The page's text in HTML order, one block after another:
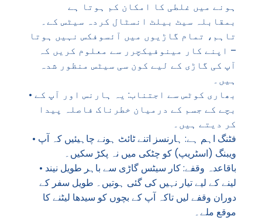
ہونے میں غلطی کا امکان کم ہوتا ہے
بمقابلہ سیٹ بیلٹ انسٹال کردہ سیٹس کے۔
تاہم، تمام گاڑیوں میں آئسوفکس نہیں ہوتا
– اپنے کار مینوفیکچرر سے معلوم کریں کہ
آپ کی گاڑی کے لیے کون سی سیٹس منظور شدہ
ہیں۔
• بھاری کوٹس سے اجتناب: یہ ہارنس اور آپ کے
بچے کے جسم کے درمیان خطرناک فاصلہ پیدا
کر دیتے ہیں۔
• فٹنگ اہم ہے: ہارنسز اتنے ٹائٹ ہونے چاہیئیں کہ آپ
ویبنگ (اسٹریپ) کو چٹکی میں نہ پکڑ سکیں۔
• باقاعدہ وقفے: کار سیٹس گاڑی سے باہر طویل نیند
لینے کے لیے تیار نہیں کی گئی ہوتیں۔ طویل سفر کے
دوران وقفے لیں تاکہ آپ کے بچوں کو سیدھا لیٹنے کا
موقع ملے۔